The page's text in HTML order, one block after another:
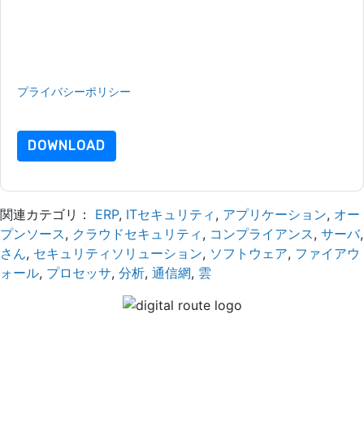
プライバシーポリシー
DOWNLOAD
関連カテゴリ： ERP, ITセキュリティ , アプリケーション, オー
プンソース, クラウドセキュリティ , コンプライアンス, サーバ,
さん, セキュリティソリューション, ソフトウェア, ファイアウ
ォール, プロセッサ, 分析, 通信網, 雲